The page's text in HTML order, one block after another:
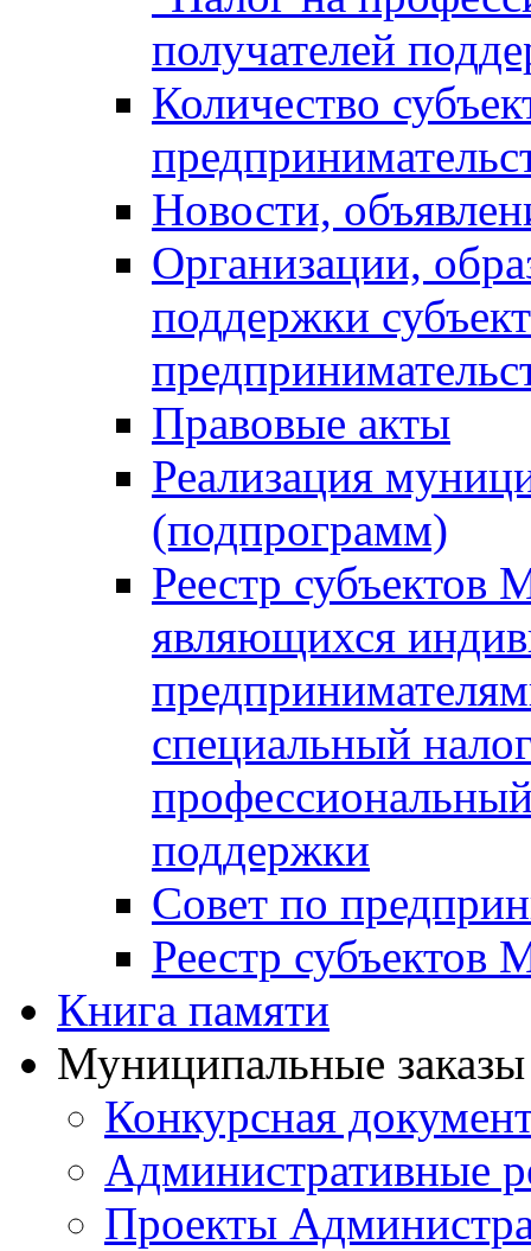
получателей
Количество
Новости,
Организации,
поддержки
Правовые акты
Реализация
(подпрограмм)
Реестр
являющихся
специальный
поддержки
Совет по
Реестр
Книга памяти
Муниципальные
Конкурсная
Административные
Проекты